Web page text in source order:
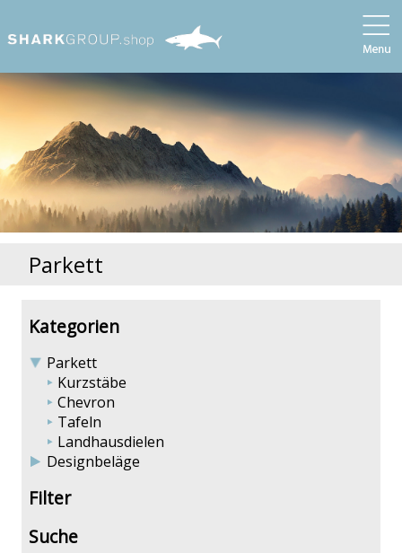
Parkett
Kategorien
Parkett
Kurzstäbe
Chevron
Tafeln
Landhausdielen
Designbeläge
Filter
Suche